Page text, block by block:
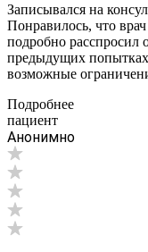
Записывался на
Понравилось, что
подробно расспросил
предыдущих
возможные
Подробнее
пациент
Анонимно